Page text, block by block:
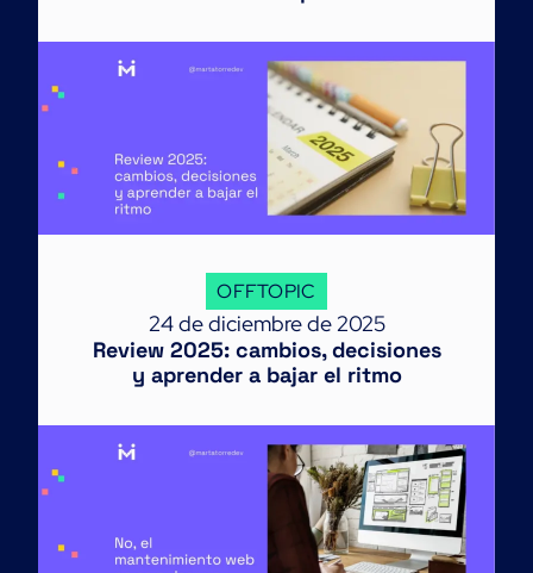
OFFTOPIC
24 de diciembre de 2025
Review 2025: cambios, decisiones
y aprender a bajar el ritmo